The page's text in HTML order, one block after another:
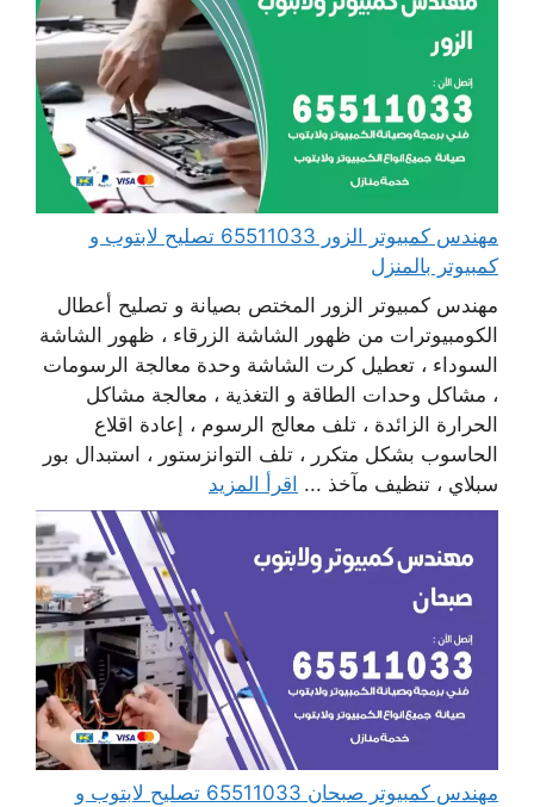
مهندس كمبيوتر الزور 65511033 تصليح لابتوب و
كمبيوتر بالمنزل
مهندس كمبيوتر الزور المختص بصيانة و تصليح أعطال
الكومبيوترات من ظهور الشاشة الزرقاء ، ظهور الشاشة
السوداء ، تعطيل كرت الشاشة وحدة معالجة الرسومات
، مشاكل وحدات الطاقة و التغذية ، معالجة مشاكل
الحرارة الزائدة ، تلف معالج الرسوم ، إعادة اقلاع
الحاسوب بشكل متكرر ، تلف التوانزستور ، استبدال بور
سبلاي ، تنظيف مآخذ ... اقرأ المزيد
مهندس كمبيوتر صبحان 65511033 تصليح لابتوب و